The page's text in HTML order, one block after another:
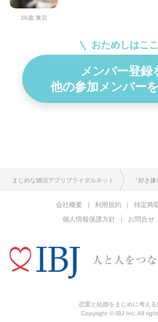
36歳 東京
おためしはこ
メンバー登録
他の参加メンバー
まじめな婚活アプリブライダルネット 「好き
会社概要 利用規約
特定商
個人情報保護方針
お問合せ
恋愛と結婚をまじめに考える
Copyright © IBJ Inc. All